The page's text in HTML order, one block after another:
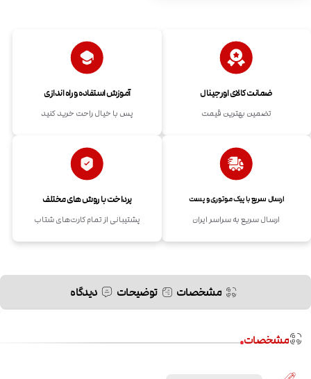
ضمانت کالای اورجینال
تضمین بهترین قیمت
آموزش استفاده و راه اندازی
پس با خیال راحت خرید کنید
ارسال سریع با پیک موتوری و پست
ارسال سریع به سراسر ایران
پرداخت با روش های مختلف
پشتیبانی از تمام کارت‌های شتاب
مشخصات توضیحات دیدگاه
مشخصات